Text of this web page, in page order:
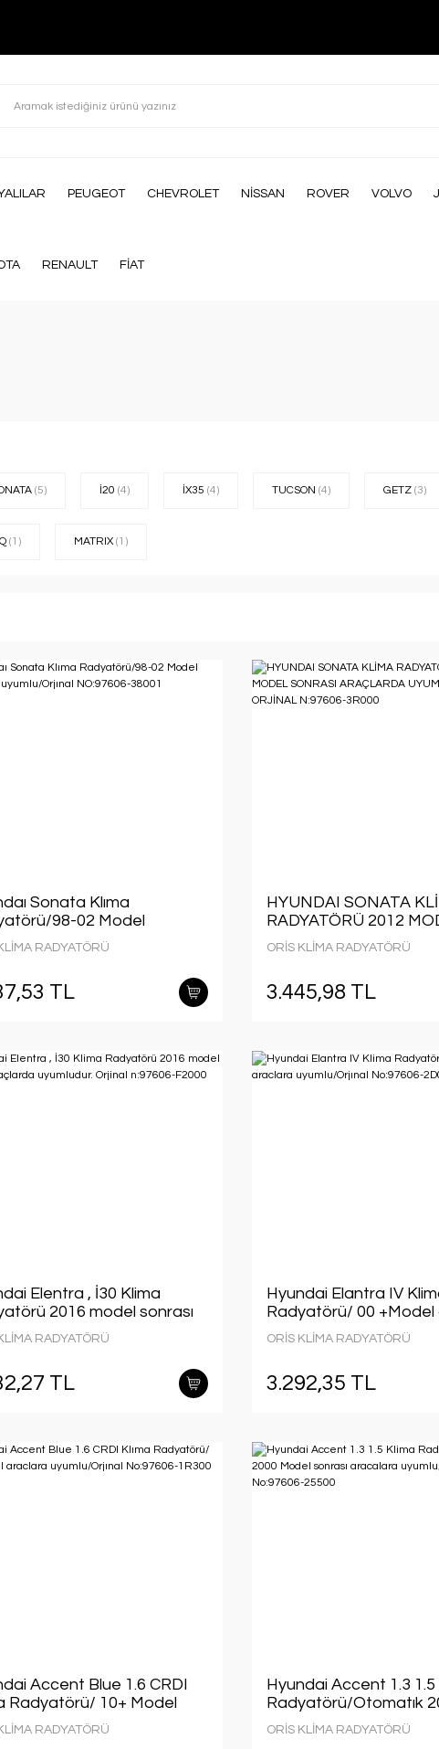
PEUGEOT CHEVROLET NİSSAN ROVER VOLVO
RENAULT FİAT
(5) İ20 (4) İX35 (4) TUCSON (4) GETZ (3)
(1) MATRIX(1)
Sonata Klıma
98-02 Model
uyumlu/Orjınal
38001
RADYATÖRÜ
TL
HYUNDAI SONATA
RADYATÖRÜ 2012
SONRASI ARAÇLARDA
UYUMLUDUR. ORJİNAL
ORİS KLİMA RADYATÖRÜ
3.445,98 TL
Elentra , İ30 Klima
2016 model sonrası
uyumludur. Orjinal
F2000
RADYATÖRÜ
TL
Hyundai Elantra IV
Radyatörü/ 00 +Model
uyumlu/Orjınal
ORİS KLİMA RADYATÖRÜ
3.292,35 TL
Accent Blue 1.6 CRDI
Radyatörü/ 10+ Model
uyumlu/Orjınal
1R300
RADYATÖRÜ
Hyundai Accent 1.3 1.5
Radyatörü/Otomatık
Model sonrası aracalara
uyumlu/Orjınal
ORİS KLİMA RADYATÖRÜ